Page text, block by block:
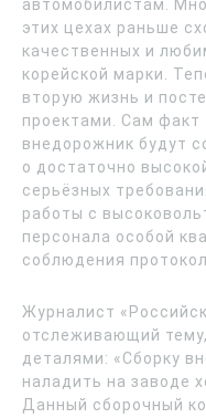
автомобилистам.
этих цехах раньше
качественных и
корейской марки.
вторую жизнь и
проектами. Сам факт
внедорожник будут
о достаточно
серьёзных
работы с
персонала особой
соблюдения
Журналист
отслеживающий
деталями: «Сборку
наладить на заводе
Данный сборочный